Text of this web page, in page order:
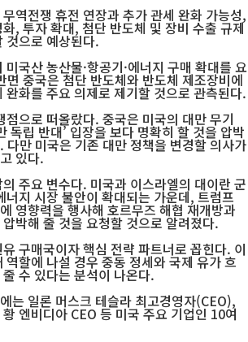
역전쟁 휴전 연장과 추가 관세 완화 가능성,
, 투자 확대, 첨단 반도체 및 장비 수출 규제
것으로 예상된다.
국산 농산물·항공기·에너지 구매 확대를 요
면 중국은 첨단 반도체와 반도체 제조장비에
완화를 주요 의제로 제기할 것으로 관측된다.
점으로 떠올랐다. 중국은 미국의 대만 무기
독립 반대’ 입장을 보다 명확히 할 것을 압박
다만 미국은 기존 대만 정책을 변경할 의사가
있다.
주요 변수다. 미국과 이스라엘의 대이란 군
너지 시장 불안이 확대되는 가운데, 트럼프
영향력을 행사해 호르무즈 해협 재개방과
박해 줄 것을 요청할 것으로 알려졌다.
구매국이자 핵심 전략 파트너로 꼽힌다. 이
역할에 나설 경우 중동 정세와 국제 유가 흐
수 있다는 분석이 나온다.
는 일론 머스크 테슬라 최고경영자(CEO),
엔비디아 CEO 등 미국 주요 기업인 10여